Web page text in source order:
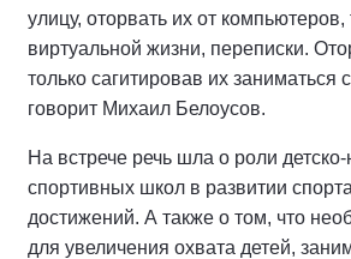
улицу, оторвать их от
виртуальной жизни, переписки.
только сагитировав их заниматься
говорит Михаил Белоусов.
На встрече речь шла о роли
спортивных школ в развитии
достижений. А также о том, что
для увеличения охвата детей,